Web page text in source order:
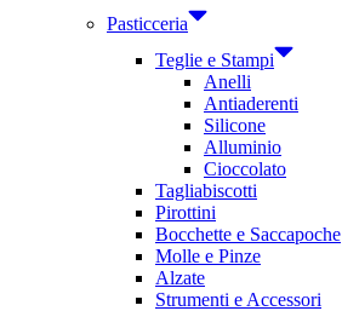
Pasticceria
Teglie e Stampi
Anelli
Antiaderenti
Silicone
Alluminio
Cioccolato
Tagliabiscotti
Pirottini
Bocchette e Saccapoche
Molle e Pinze
Alzate
Strumenti e Accessori